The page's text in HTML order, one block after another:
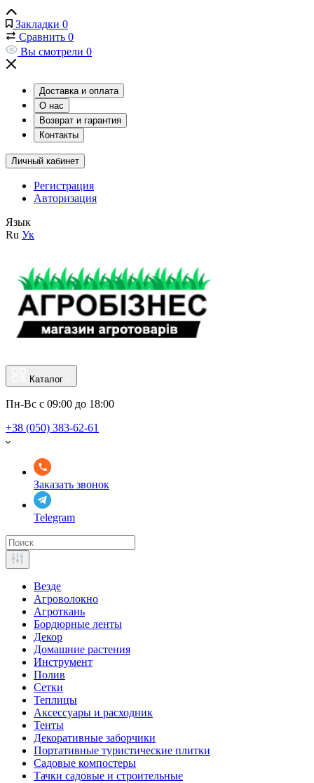
Закладки 0
Сравнить 0
Вы смотрели 0
Доставка и оплата
О нас
Возврат и гарантия
Контакты
Личный кабинет
Регистрация
Авторизация
Язык
Ru Ук
Каталог
Пн-Вс с 09:00 до 18:00
+38 (050) 383-62-61
Заказать звонок
Telegram
Везде
Агроволокно
Агроткань
Бордюрные ленты
Декор
Домашние растения
Инструмент
Полив
Сетки
Теплицы
Аксессуары и расходник
Тенты
Декоративные заборчики
Портативные туристические плитки
Садовые компостеры
Тачки садовые и строительные